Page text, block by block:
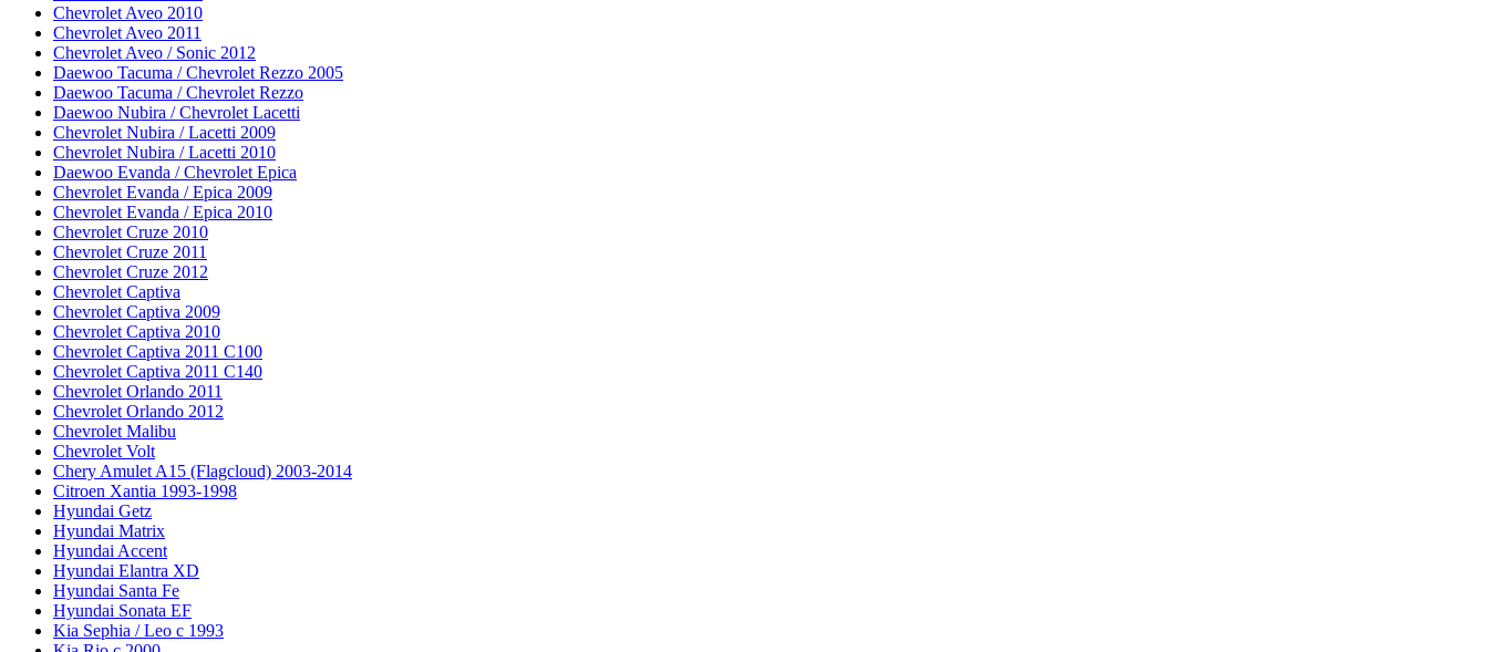
Chevrolet Aveo 2010
Chevrolet Aveo 2011
Chevrolet Aveo / Sonic 2012
Daewoo Tacuma / Chevrolet Rezzo 2005
Daewoo Tacuma / Chevrolet Rezzo
Daewoo Nubira / Chevrolet Lacetti
Chevrolet Nubira / Lacetti 2009
Chevrolet Nubira / Lacetti 2010
Daewoo Evanda / Chevrolet Epica
Chevrolet Evanda / Epica 2009
Chevrolet Evanda / Epica 2010
Chevrolet Cruze 2010
Chevrolet Cruze 2011
Chevrolet Cruze 2012
Chevrolet Captiva
Chevrolet Captiva 2009
Chevrolet Captiva 2010
Chevrolet Captiva 2011 C100
Chevrolet Captiva 2011 C140
Chevrolet Orlando 2011
Chevrolet Orlando 2012
Chevrolet Malibu
Chevrolet Volt
Chery Amulet A15 (Flagcloud) 2003-2014
Citroen Xantia 1993-1998
Hyundai Getz
Hyundai Matrix
Hyundai Accent
Hyundai Elantra XD
Hyundai Santa Fe
Hyundai Sonata EF
Kia Sephia / Leo с 1993